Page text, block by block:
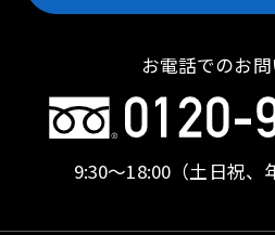
お電話でのお
9:30〜18:00 （土日祝、